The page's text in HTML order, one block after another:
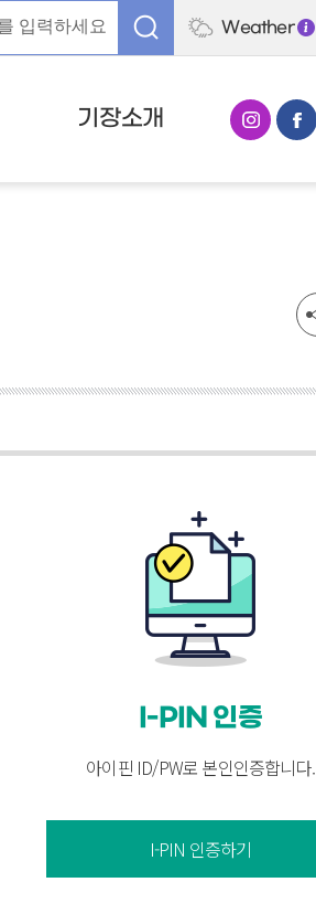
Weather
기장소개
I-PIN 인증
아이핀 ID/PW로 본인인증합니다.
I-PIN 인증하기